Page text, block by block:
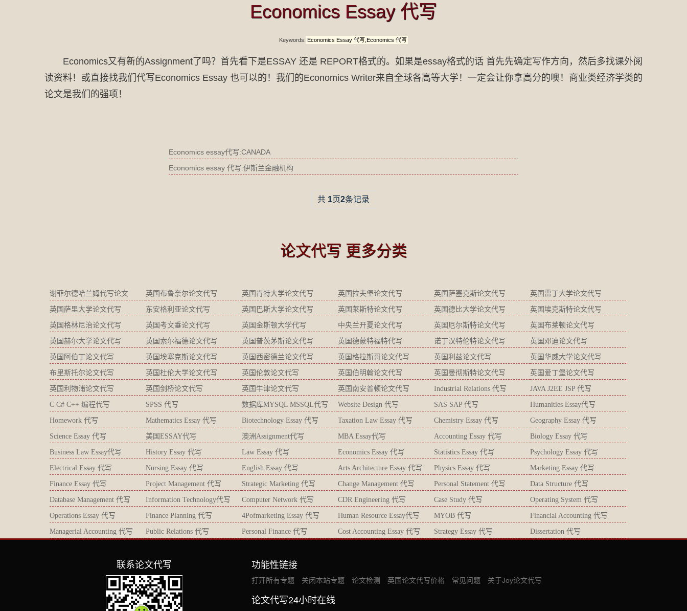
Economics Essay 代写
Keywords: Economics Essay 代写,Economics 代写
Economics又有新的Assignment了吗？首先看下是ESSAY 还是 REPORT格式的。如果是essay格式的话 首先先确定写作方向，然后多找课外阅
读资料！或直接找我们代写Economics Essay 也可以的！我们的Economics Writer来自全球各高等大学！一定会让你拿高分的噢！商业类经济学类的
论文是我们的强项！
Economics essay代写:CANADA
Economics essay 代写:伊斯兰金融机构
共 1页2条记录
论文代写 更多分类
谢菲尔德哈兰姆代写论文 英国布鲁奈尔论文代写 英国肯特大学论文代写 英国拉夫堡论文代写 英国萨塞克斯论文代写 英国雷丁大学论文代写
英国萨里大学论文代写 东安格利亚论文代写 英国巴斯大学论文代写 英国莱斯特论文代写 英国德比大学论文代写 英国埃克斯特论文代写
英国格林尼治论文代写 英国考文垂论文代写 英国金斯顿大学代写 中央兰开夏论文代写 英国厄尔斯特论文代写 英国布莱顿论文代写
英国赫尔大学论文代写 英国索尔福德论文代写 英国普茨茅斯论文代写 英国德蒙特福特代写 诺丁汉特伦特论文代写 英国邓迪论文代写
英国阿伯丁论文代写 英国埃塞克斯论文代写 英国西密德兰论文代写 英国格拉斯哥论文代写 英国利兹论文代写 英国华威大学论文代写
布里斯托尔论文代写 英国杜伦大学论文代写 英国伦敦论文代写 英国伯明翰论文代写 英国曼彻斯特论文代写 英国爱丁堡论文代写
英国利物浦论文代写 英国剑桥论文代写 英国牛津论文代写 英国南安普顿论文代写 Industrial Relations 代写 JAVA J2EE JSP 代写
C C# C++ 编程代写 SPSS 代写 数据库MYSQL MSSQL代写 Website Design 代写 SAS SAP 代写 Humanities Essay代写
Homework 代写 Mathematics Essay 代写 Biotechnology Essay 代写 Taxation Law Essay 代写 Chemistry Essay 代写 Geography Essay 代写
Science Essay 代写 美国ESSAY代写 澳洲Assignment代写 MBA Essay代写 Accounting Essay 代写 Biology Essay 代写
Business Law Essay代写 History Essay 代写 Law Essay 代写 Economics Essay 代写 Statistics Essay 代写 Psychology Essay 代写
Electrical Essay 代写 Nursing Essay 代写 English Essay 代写 Arts Architecture Essay 代写 Physics Essay 代写 Marketing Essay 代写
Finance Essay 代写 Project Management 代写 Strategic Marketing 代写 Change Management 代写 Personal Statement 代写 Data Structure 代写
Database Management 代写 Information Technology代写 Computer Network 代写 CDR Engineering 代写 Case Study 代写 Operating System 代写
Operations Essay 代写 Finance Planning 代写 4Pofmarketing Essay 代写 Human Resource Essay代写 MYOB 代写 Financial Accounting 代写
Managerial Accounting 代写 Public Relations 代写 Personal Finance 代写 Cost Accounting Essay 代写 Strategy Essay 代写 Dissertation 代写
联系论文代写 功能性链接
打开所有专题 关闭本站专题 论文检测 英国论文代写价格 常见问题 关于Joy论文代写
论文代写24小时在线